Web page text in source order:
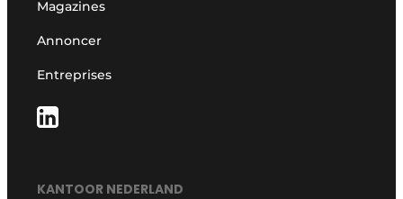
Magazines
Annoncer
Entreprises
KANTOOR NEDERLAND